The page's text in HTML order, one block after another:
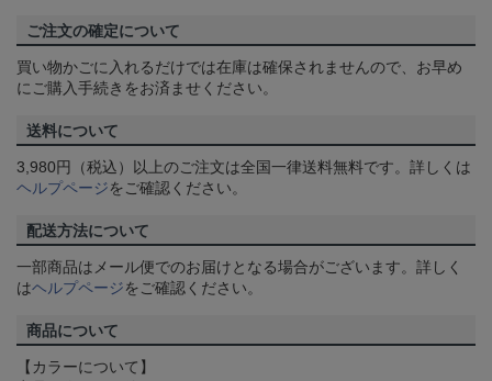
ご注文の確定について
買い物かごに入れるだけでは在庫は確保されませんので、お早め
にご購入手続きをお済ませください。
送料について
3,980円（税込）以上のご注文は全国一律送料無料です。詳しくは
ヘルプページをご確認ください。
配送方法について
一部商品はメール便でのお届けとなる場合がございます。詳しく
はヘルプページをご確認ください。
商品について
【カラーについて】